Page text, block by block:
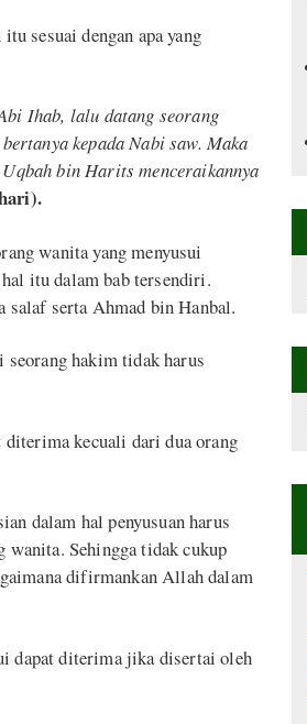
sesuai dengan apa yang
Ihab, lalu datang seorang
kepada Nabi saw. Maka
bin Harits menceraikannya
wanita yang menyusui
itu dalam bab tersendiri.
salaf serta Ahmad bin Hanbal.
hakim tidak harus
kecuali dari dua orang
dalam hal penyusuan harus
Sehingga tidak cukup
difirmankan Allah dalam
dapat diterima jika disertai oleh